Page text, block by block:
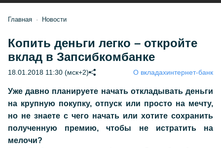
Главная Новости
Копить деньги легко – откройте
вклад в Запсибкомбанке
18.01.2018 11:30 (мск+2) О вкладахинтернет-банк
Уже давно планируете начать откладывать деньги
на крупную покупку, отпуск или просто на мечту,
но не знаете с чего начать или хотите сохранить
полученную премию, чтобы не истратить на
мелочи?